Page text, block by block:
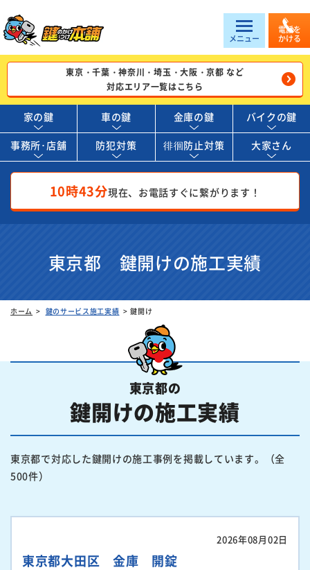
メニュー
電話を
かける
東京・千葉・神奈川・埼玉・大阪・京都 など
対応エリア一覧はこちら
家の鍵 車の鍵 金庫の鍵 バイクの鍵
事務所･店舗 防犯対策 徘徊防止対策 大家さん
10時43分現在、お電話すぐに繋がります！
東京都 鍵開けの施工実績
ホーム 鍵のサービス施工実績 鍵開け
東京都の
鍵開けの施工実績
東京都で対応した鍵開けの施工事例を掲載しています。（全
500件）
2026年08月02日
東京都大田区 金庫 開錠